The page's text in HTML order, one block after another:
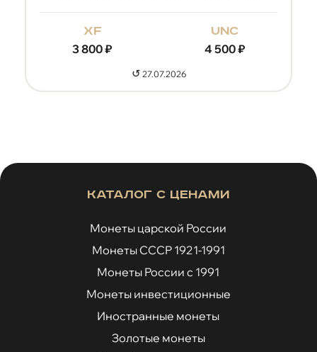
xf
3 800₽
unc
4 500₽
↺ 27.07.2026
Каталог с ценами
Монеты царской России
Монеты СССР 1921-1991
Монеты России с 1991
Монеты инвестиционные
Иностранные монеты
Золотые монеты